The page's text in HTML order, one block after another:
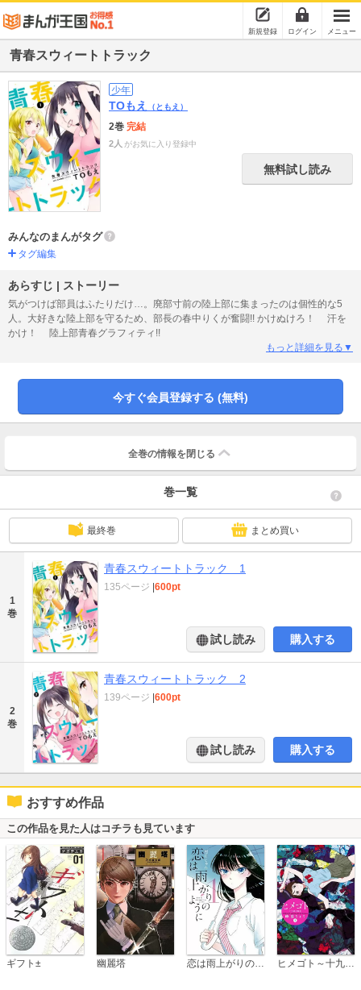
新規登録 ログイン メニュー
青春スウィートトラック
少年
TOもえ （ともえ）
2巻 完結
2人 がお気に入り登録中
無料試し読み
みんなのまんがタグ
タグ編集
あらすじ | ストーリー
気がつけば部員はふたりだけ…。廃部寸前の陸上部に集まったのは個性的な5
人。大好きな陸上部を守るため、部長の春中りくが奮闘!! かけぬけろ！ 汗を
かけ！ 陸上部青春グラフィティ!!
もっと詳細を見る▼
今すぐ会員登録する (無料)
全巻の情報を 閉じる
巻一覧
最終巻 まとめ買い
1
巻
青春スウィートトラック 1
135ページ |600pt
試し読み 購入する
2
巻
青春スウィートトラック 2
139ページ |600pt
試し読み 購入する
おすすめ作品
この作品を見た人はコチラも見ています
ギフト± 幽麗塔 ヒメゴト～十九歳の制服～